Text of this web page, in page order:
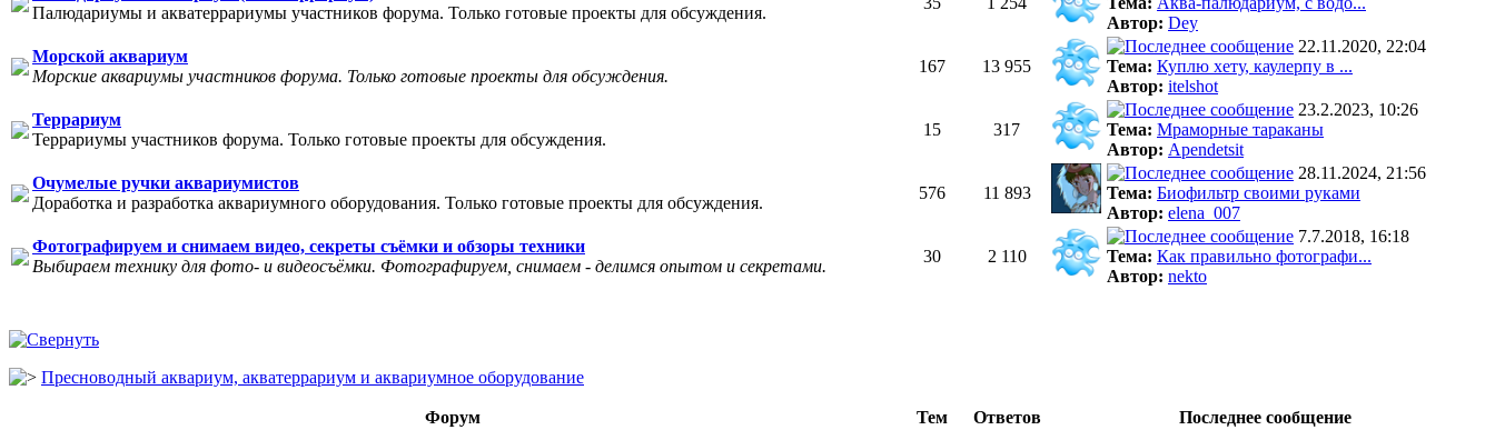
Палюдариумы и акватеррариумы участников форума. Только готовые проекты для обсуждения.
Автор: Dey
Морской аквариум
Морские аквариумы участников форума. Только готовые проекты для обсуждения.
167 13 955
22.11.2020, 22:04
Тема: Куплю хету, каулерпу в ...
Автор: itelshot
Террариум
Террариумы участников форума. Только готовые проекты для обсуждения.
15 317
23.2.2023, 10:26
Тема: Мраморные тараканы
Автор: Apendetsit
Очумелые ручки аквариумистов
Доработка и разработка аквариумного оборудования. Только готовые проекты для обсуждения.
576 11 893
28.11.2024, 21:56
Тема: Биофильтр своими руками
Автор: elena_007
Фотографируем и снимаем видео, секреты съёмки и обзоры техники
Выбираем технику для фото- и видеосъёмки. Фотографируем, снимаем - делимся опытом и секретами.
30 2 110
7.7.2018, 16:18
Тема: Как правильно фотографи...
Автор: nekto
Пресноводный аквариум, акватеррариум и аквариумное оборудование
Форум Тем Ответов
Последнее сообщение